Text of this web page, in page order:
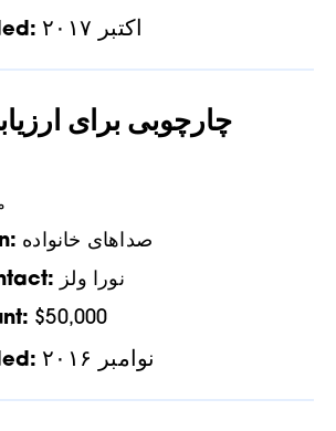
اکتبر ۲۰۱۷
چارچوبی برای
صداهای خانواده
نورا ولز
$50,000
نوامبر ۲۰۱۶